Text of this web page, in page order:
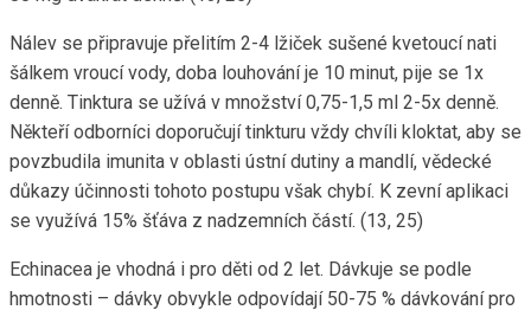
Nálev se připravuje přelitím 2-4 lžiček sušené kvetoucí nati
šálkem vroucí vody, doba louhování je 10 minut, pije se 1x
denně. Tinktura se užívá v množství 0,75-1,5 ml 2-5x denně.
Někteří odborníci doporučují tinkturu vždy chvíli kloktat, aby se
povzbudila imunita v oblasti ústní dutiny a mandlí, vědecké
důkazy účinnosti tohoto postupu však chybí. K zevní aplikaci
se využívá 15% šťáva z nadzemních částí. (13, 25)
Echinacea je vhodná i pro děti od 2 let. Dávkuje se podle
hmotnosti – dávky obvykle odpovídají 50-75 % dávkování pro